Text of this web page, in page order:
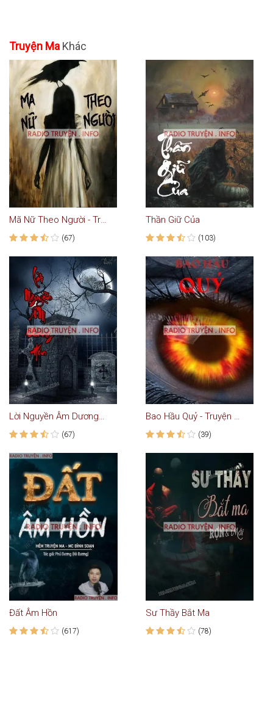
Truyện Ma Khác
Mã Nữ Theo Người - Truyện Kinh Dị
(67)
Thần Giữ Của
(103)
Lời Nguyền Âm Dương Hôn
(67)
Bao Hầu Quỷ - Truyện Ma
(39)
Đất Âm Hồn
(617)
Sư Thầy Bắt Ma
(78)